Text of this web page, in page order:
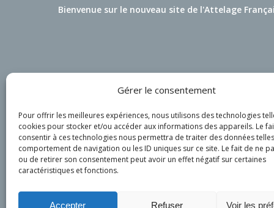
Gérer le consentement
Pour offrir les meilleures expériences, nous utilisons des technologies
cookies pour stocker et/ou accéder aux informations des appareils. Le
consentir à ces technologies nous permettra de traiter des données
comportement de navigation ou les ID uniques sur ce site. Le fait de ne
ou de retirer son consentement peut avoir un effet négatif sur certaines
caractéristiques et fonctions.
Accepter Refuser Voir les
Bienvenue sur le nouveau site de l'Attelage